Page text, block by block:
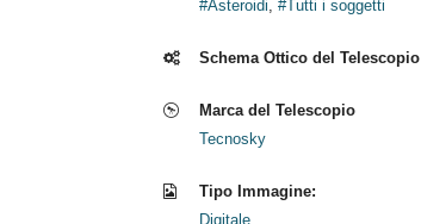
#Asteroidi, #Tutti i soggetti
Schema Ottico del Telescopio
Marca del Telescopio
Tecnosky
Tipo Immagine:
Digitale